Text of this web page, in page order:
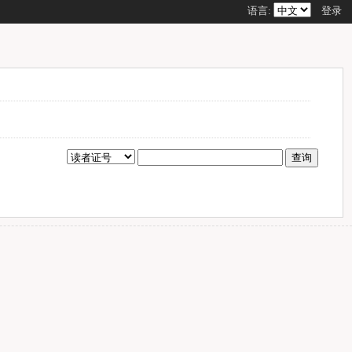
语言: 登录